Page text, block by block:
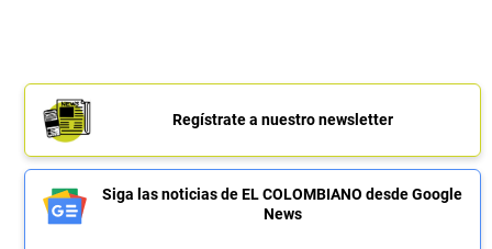
Regístrate a nuestro newsletter
Siga las noticias de EL COLOMBIANO desde Google
News